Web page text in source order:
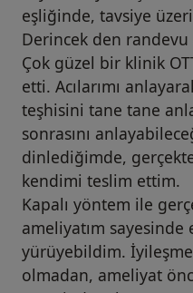
eşliğinde, tavsiye
Derincek den randevu
Çok güzel bir klinik
etti. Acılarımı
teşhisini tane tane
sonrasını
dinlediğimde,
kendimi teslim ettim.
Kapalı yöntem ile
ameliyatım sayesinde
yürüyebildim.
olmadan, ameliyat